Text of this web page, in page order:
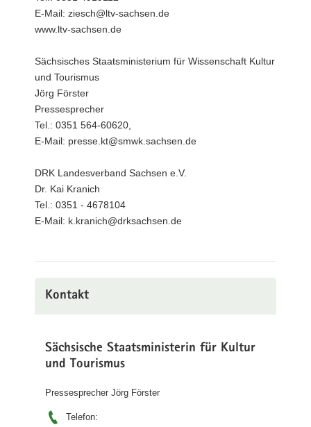
E-Mail: ziesch@ltv-sachsen.de
www.ltv-sachsen.de
Sächsisches Staatsministerium für Wissenschaft Kultur
und Tourismus
Jörg Förster
Pressesprecher
Tel.: 0351 564-60620,
E-Mail: presse.kt@smwk.sachsen.de
DRK Landesverband Sachsen e.V.
Dr. Kai Kranich
Tel.: 0351 - 4678104
E-Mail: k.kranich@drksachsen.de
Kontakt
Sächsische Staatsministerin für Kultur
und Tourismus
Pressesprecher Jörg Förster
Telefon: